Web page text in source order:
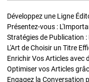
Développez une Ligne
Présentez-vous :
L'Art de Choisir un Titre
Optimiser vos Articles
Engagez la Conversation